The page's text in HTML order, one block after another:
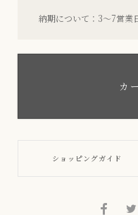
納期について：3〜7営業
カ
ショッピングガイド